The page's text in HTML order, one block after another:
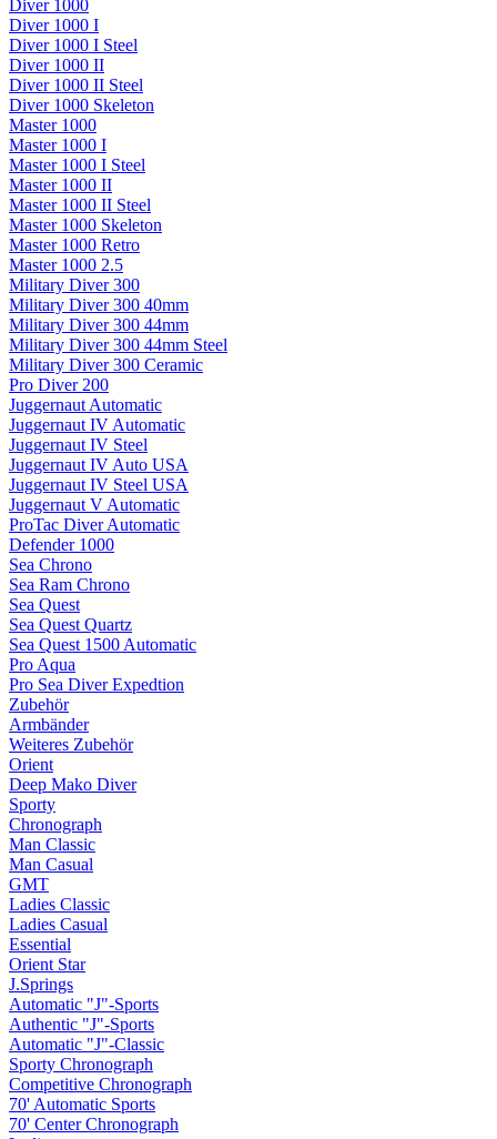
Diver 1000
Diver 1000 I
Diver 1000 I Steel
Diver 1000 II
Diver 1000 II Steel
Diver 1000 Skeleton
Master 1000
Master 1000 I
Master 1000 I Steel
Master 1000 II
Master 1000 II Steel
Master 1000 Skeleton
Master 1000 Retro
Master 1000 2.5
Military Diver 300
Military Diver 300 40mm
Military Diver 300 44mm
Military Diver 300 44mm Steel
Military Diver 300 Ceramic
Pro Diver 200
Juggernaut Automatic
Juggernaut IV Automatic
Juggernaut IV Steel
Juggernaut IV Auto USA
Juggernaut IV Steel USA
Juggernaut V Automatic
ProTac Diver Automatic
Defender 1000
Sea Chrono
Sea Ram Chrono
Sea Quest
Sea Quest Quartz
Sea Quest 1500 Automatic
Pro Aqua
Pro Sea Diver Expedtion
Zubehör
Armbänder
Weiteres Zubehör
Orient
Deep Mako Diver
Sporty
Chronograph
Man Classic
Man Casual
GMT
Ladies Classic
Ladies Casual
Essential
Orient Star
J.Springs
Automatic "J"-Sports
Authentic "J"-Sports
Automatic "J"-Classic
Sporty Chronograph
Competitive Chronograph
70' Automatic Sports
70' Center Chronograph